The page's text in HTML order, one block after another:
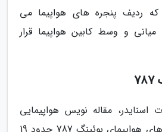
ردیف پنجره های هواپیما می
و وسط کابین هواپیما قرار
مقاله نویس هواپیمایی